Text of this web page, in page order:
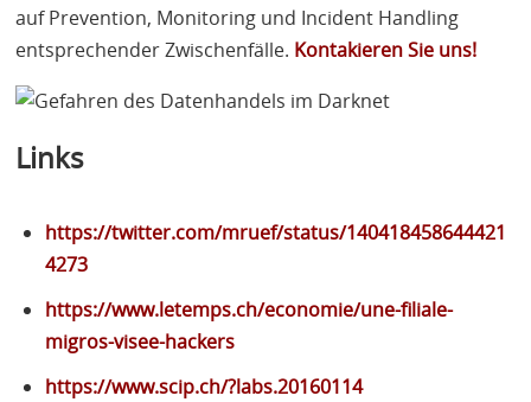
auf Prevention, Monitoring und Incident Handling
entsprechender Zwischenfälle. Kontakieren Sie uns!
Links
https://twitter.com/mruef/status/140418458644421
4273
https://www.letemps.ch/economie/une-filiale-
migros-visee-hackers
https://www.scip.ch/?labs.20160114